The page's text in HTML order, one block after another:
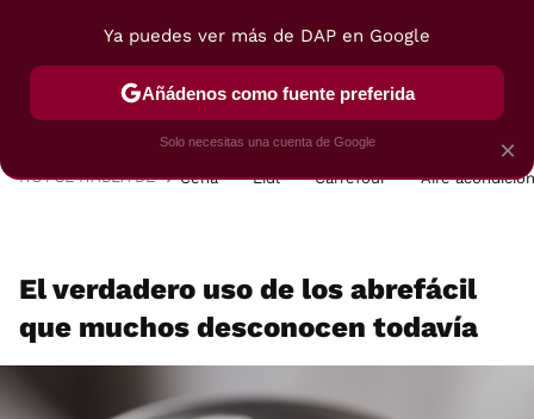
POSTRES VIAJES SELECCIÓN VEGUI
HOY SE HABLA DE Cena Lidl Carrefour Aire
El verdadero uso de los abrefácil
que muchos desconocen todavía
×
Ya puedes ver más de DAP en Google
Añádenos como fuente preferida
Solo necesitas una cuenta de Google